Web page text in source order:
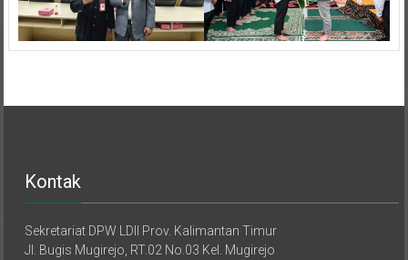
Kontak
Sekretariat DPW LDII Prov. Kalimantan Timur
Jl. Bugis Mugirejo, RT.02 No.03 Kel. Mugirejo